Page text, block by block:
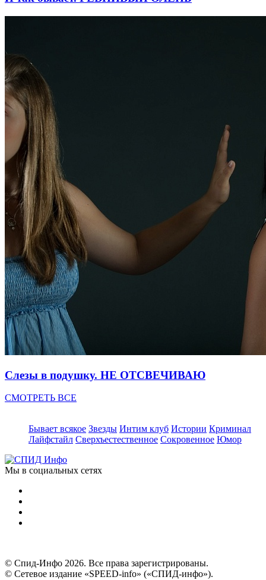
Слезы в подушку. НЕ ОТСВЕЧИВАЮ
СМОТРЕТЬ ВСЕ
Бывает всякое Звезды Интим клуб Истории Криминал
Лайфстайл Сверхъестественное Сокровенное Юмор
Мы в социальных сетях
© Спид-Инфо 2026. Все права зарегистрированы.
© Сетевое издание «SPEED-info» («СПИД-инфо»).